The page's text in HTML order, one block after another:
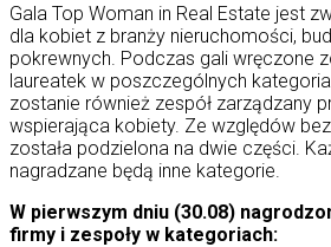
Gala Top Woman in Real Estate jest
dla kobiet z branży nieruchomości,
pokrewnych. Podczas gali wręczone
laureatek w poszczególnych
zostanie również zespół zarządzany
wspierająca kobiety. Ze względów
została podzielona na dwie części.
nagradzane będą inne kategorie.
W pierwszym dniu (30.08)
firmy i zespoły w kategoriach: